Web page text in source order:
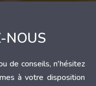
NOUS
de conseils, n'hésitez
à votre disposition